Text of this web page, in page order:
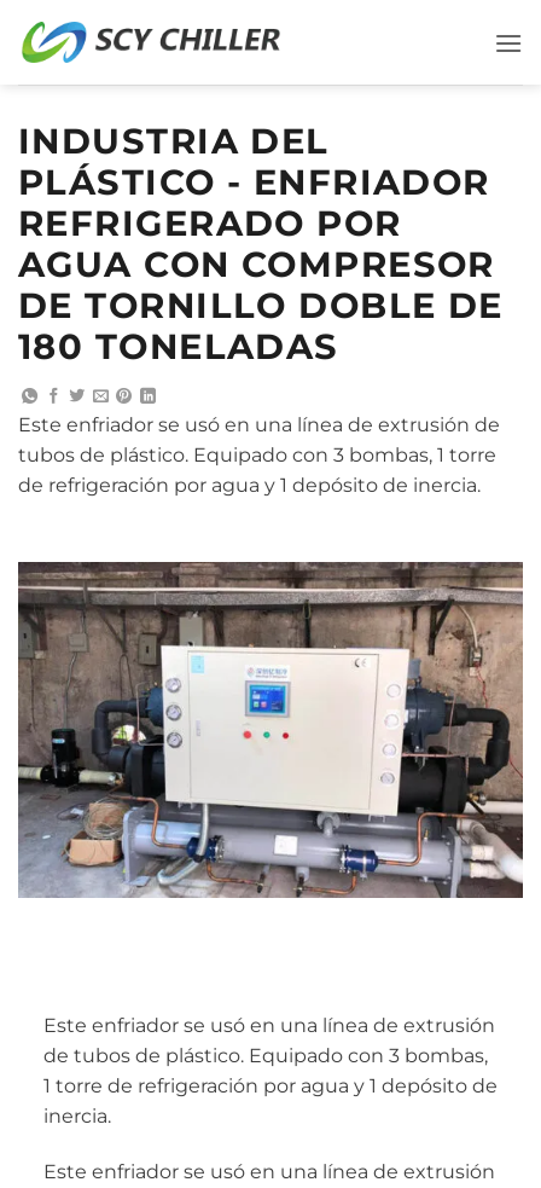
INDUSTRIA DEL
PLÁSTICO - ENFRIADOR
REFRIGERADO POR
AGUA CON COMPRESOR
DE TORNILLO DOBLE DE
180 TONELADAS
Este enfriador se usó en una línea de extrusión de
tubos de plástico. Equipado con 3 bombas, 1 torre
de refrigeración por agua y 1 depósito de inercia.
Este enfriador se usó en una línea de extrusión
de tubos de plástico. Equipado con 3 bombas,
1 torre de refrigeración por agua y 1 depósito de
inercia.
Este enfriador se usó en una línea de extrusión